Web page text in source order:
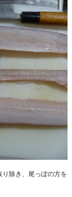
除き、尾っぽの方を